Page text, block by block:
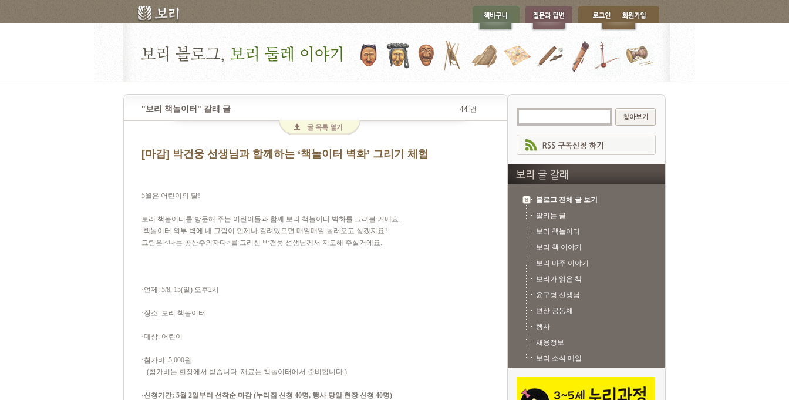
"보리 책놀이터" 갈래 글 44 건
[마감] 박건웅 선생님과 함께하는 ‘책놀이터 벽화’ 그리기 체험
5월은 어린이의 달!
보리 책놀이터를 방문해 주는 어린이들과 함께 보리 책놀이터 벽화를 그려볼 거에요.
책놀이터 외부 벽에 내 그림이 언제나 걸려있으면 매일매일 놀러오고 싶겠지요?
그림은 <나는 공산주의자다>를 그리신 박건웅 선생님께서 지도해 주실거에요.
·언제 : 5/8, 15(일 ) 오후2시
·장소: 보리 책놀이터
·대상: 어린이
·참가비 : 5,000원
(참가비는 현장에서 받습니다. 재료는 책놀이터에서 준비합니다.)
·신청기간: 5월 2일부터 선착순 마감 (누리집 신청 40명, 행사 당일 현장 신청 40명)
블로그 전체 글 보기
알리는 글
보리 책놀이터
보리 책 이야기
보리 마주 이야기
보리가 읽은 책
윤구병 선생님
변산 공동체
행사
채용정보
보리 소식 메일